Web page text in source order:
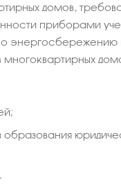
домов,
приборами